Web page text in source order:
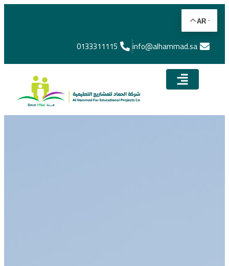
info@alhammad.sa​
0133311115
AR